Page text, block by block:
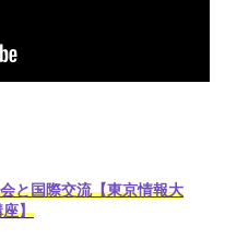
と国際交流【東京情報大
座】